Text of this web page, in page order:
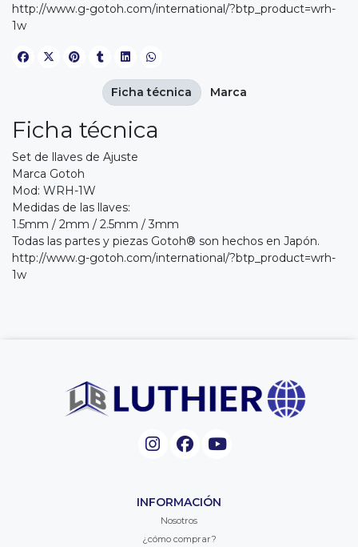
http://www.g-gotoh.com/international/?btp_product=wrh-
1w
Ficha técnica
Set de llaves de Ajuste
Marca Gotoh
Mod: WRH-1W
Medidas de las llaves:
1.5mm / 2mm / 2.5mm / 3mm
Todas las partes y piezas Gotoh® son hechos en Japón.
http://www.g-gotoh.com/international/?btp_product=wrh-
1w
Ficha técnica Marca
INFORMACIÓN
Nosotros
¿cómo comprar?